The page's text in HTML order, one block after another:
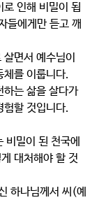
인해 비밀이 됩
들에게만 듣고 깨
면서 예수님이
체를 이룹니다.
하는 삶을 살다가
험할 것입니다.
밀이 된 천국에
대처해야 할 것
하나님께서 씨(예